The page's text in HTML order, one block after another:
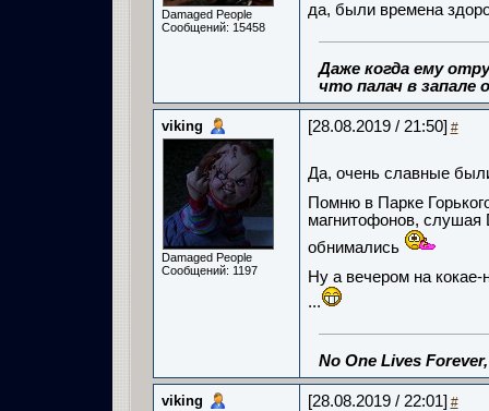
Damaged People
Сообщений: 15458
да, были времена
Даже когда ему
что палач в запале
viking
Damaged People
Сообщений: 1197
[28.08.2019 / 21:50] #
Да, очень славные
Помню в Парке
магнитофонов, слушая
обнимались
Ну а вечером на
...
No One Lives
viking [28.08.2019 / 22:01] #